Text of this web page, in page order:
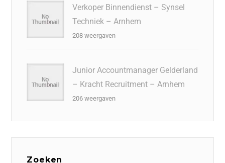
Verkoper Binnendienst – Synsel
Techniek – Arnhem
208 weergaven
Junior Accountmanager Gelderland
– Kracht Recruitment – Arnhem
206 weergaven
Zoeken